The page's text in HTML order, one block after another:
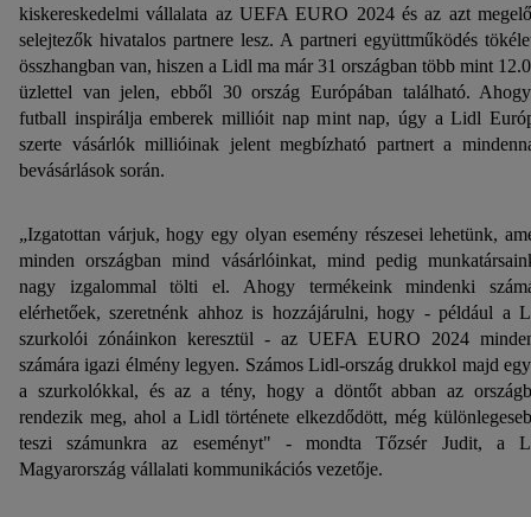
kiskereskedelmi vállalata az UEFA EURO 2024 és az azt
selejtezők hivatalos partnere lesz. A partneri együttműködés
összhangban van, hiszen a Lidl ma már 31 országban több mint
üzlettel van jelen, ebből 30 ország Európában található.
futball inspirálja emberek millióit nap mint nap, úgy a Lidl
szerte vásárlók millióinak jelent megbízható partnert a
bevásárlások során.
„Izgatottan várjuk, hogy egy olyan esemény részesei lehetünk,
minden országban mind vásárlóinkat, mind pedig
nagy izgalommal tölti el. Ahogy termékeink mindenki
elérhetőek, szeretnénk ahhoz is hozzájárulni, hogy - például a
szurkolói zónáinkon keresztül - az UEFA EURO 2024
számára igazi élmény legyen. Számos Lidl-ország drukkol majd
a szurkolókkal, és az a tény, hogy a döntőt abban az
rendezik meg, ahol a Lidl története elkezdődött, még
teszi számunkra az eseményt" - mondta Tőzsér Judit, a
Magyarország vállalati kommunikációs vezetője.